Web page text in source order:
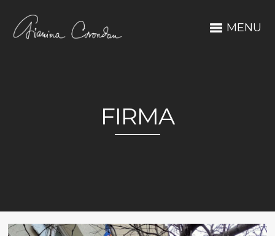
MENU
FIRMA